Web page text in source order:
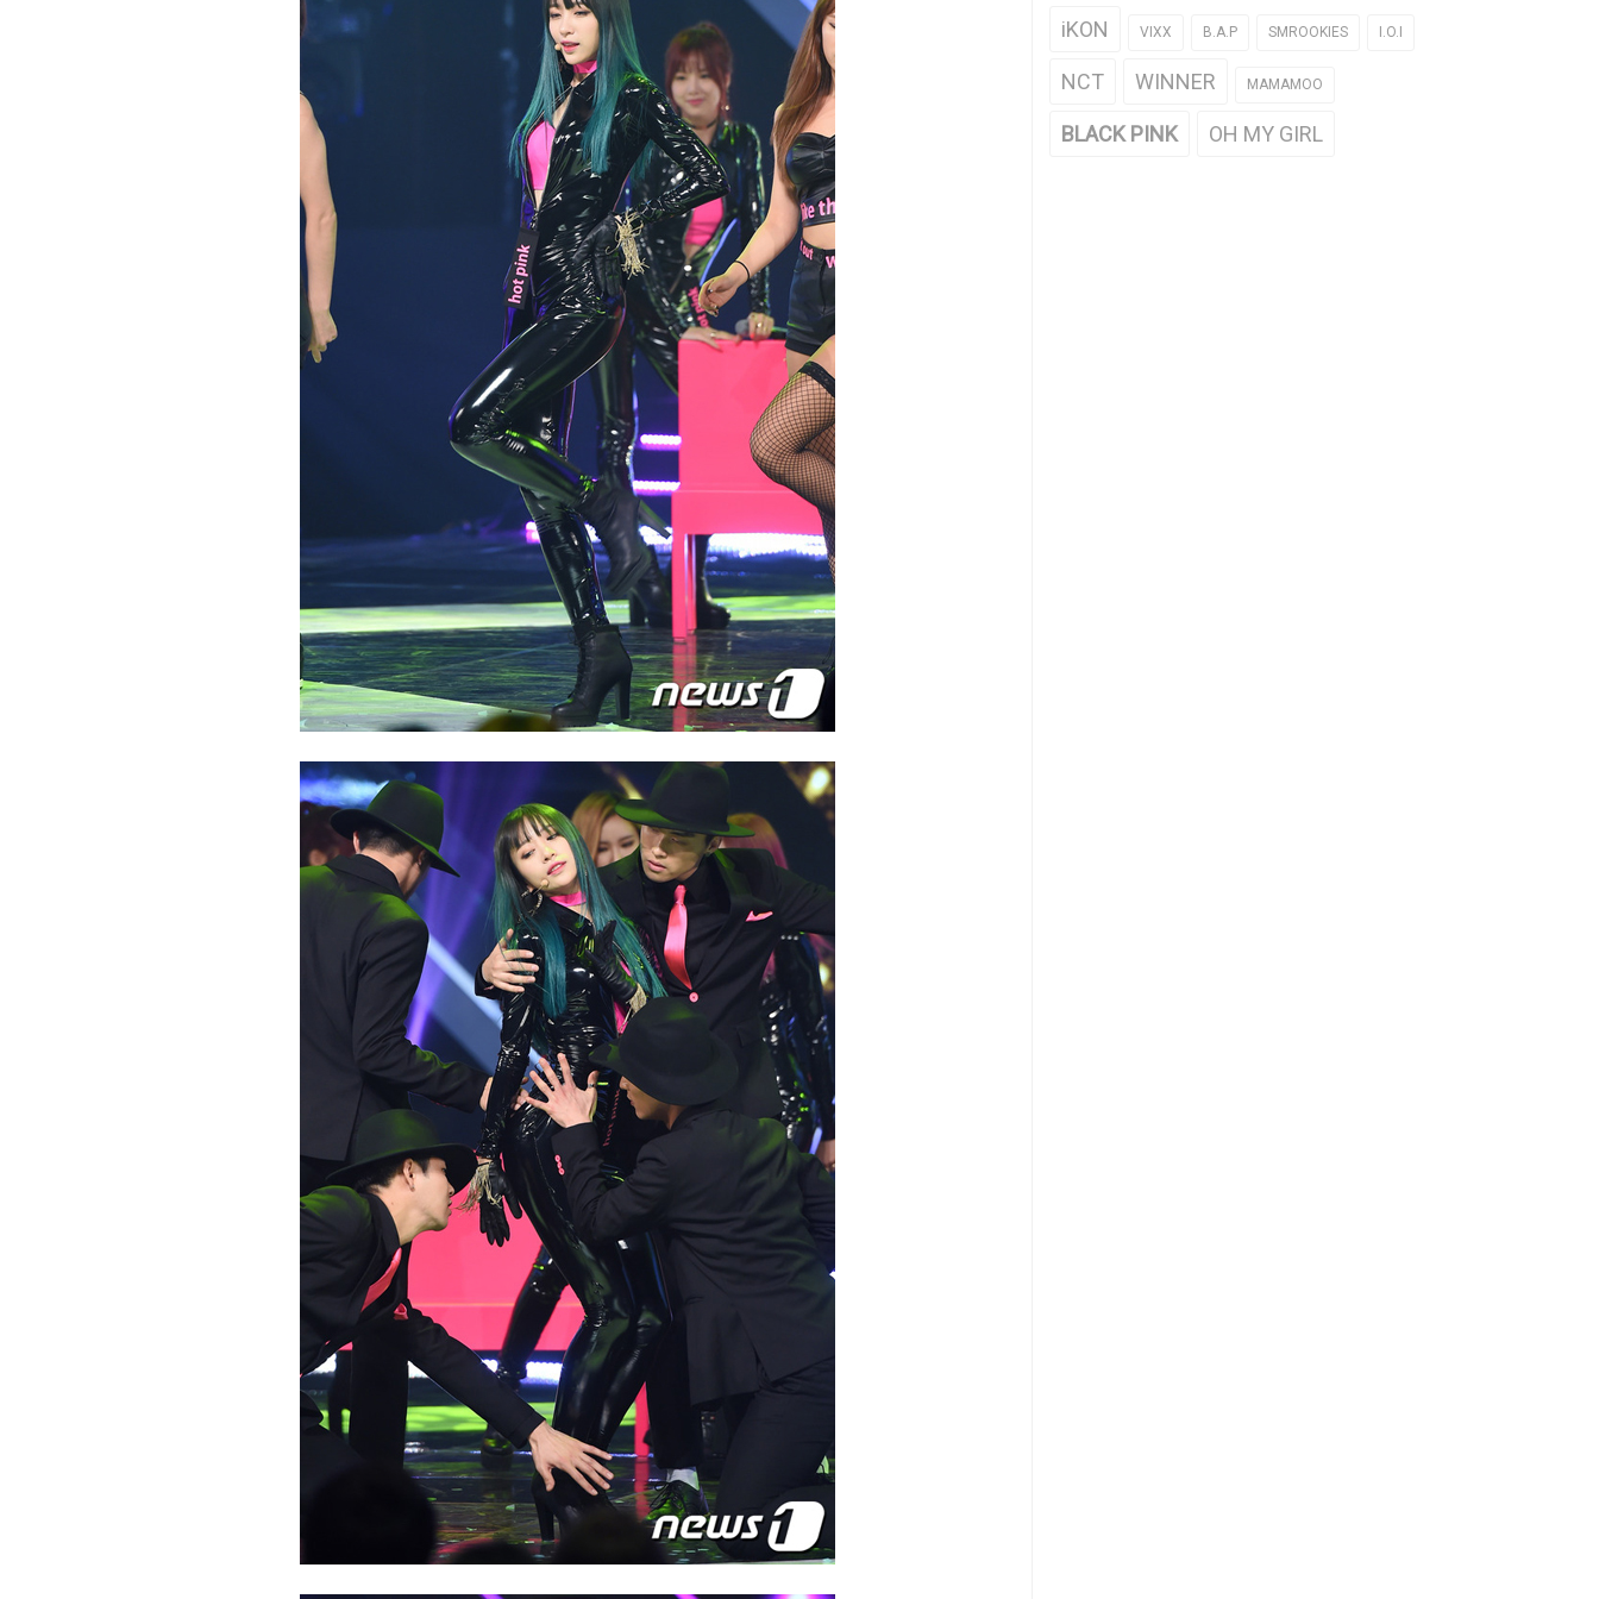
iKON VIXX B.A.P SMROOKIES I.O.I
NCT WINNER MAMAMOO
BLACK PINK OH MY GIRL